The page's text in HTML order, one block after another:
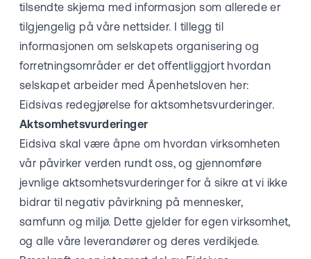
tilsendte skjema med informasjon som allerede er
tilgjengelig på våre nettsider. I tillegg til
informasjonen om selskapets organisering og
forretningsområder er det offentliggjort hvordan
selskapet arbeider med Åpenhetsloven her:
Eidsivas redegjørelse for aktsomhetsvurderinger.
Aktsomhetsvurderinger
Eidsiva skal være åpne om hvordan virksomheten
vår påvirker verden rundt oss, og gjennomføre
jevnlige aktsomhetsvurderinger for å sikre at vi ikke
bidrar til negativ påvirkning på mennesker,
samfunn og miljø. Dette gjelder for egen virksomhet,
og alle våre leverandører og deres verdikjede.